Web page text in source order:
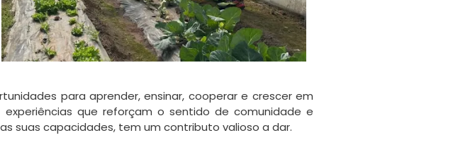
para aprender, ensinar, cooperar e crescer em
que reforçam o sentido de comunidade e
suas capacidades, tem um contributo valioso a dar.